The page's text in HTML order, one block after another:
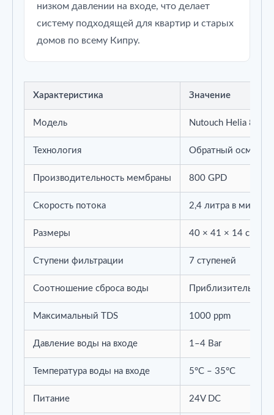
низком давлении на входе, что делает
систему подходящей для квартир и старых
домов по всему Кипру.
Характеристика Значение
Модель Nutouch Helia 800
Технология Обратный осмос
Производительность мембраны 800 GPD
Скорость потока 2,4 литра в минуту
Размеры 40 × 41 × 14 см
Ступени фильтрации 7 ступеней
Соотношение сброса воды Приблизительно
Максимальный TDS 1000 ppm
Давление воды на входе 1–4 Bar
Температура воды на входе 5°C – 35°C
Питание 24V DC